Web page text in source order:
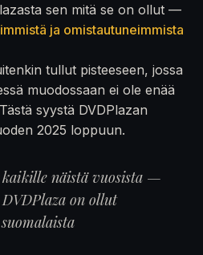
sen mitä se on ollut —
ja omistautuneimmista
tullut pisteeseen, jossa
muodossaan ei ole enää
syystä DVDPlazan
2025 loppuun.
näistä vuosista —
on ollut